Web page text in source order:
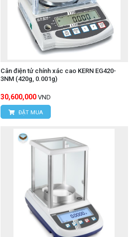
Cân điện tử chính xác cao KERN EG420-
3NM (420g, 0.001g)
30,600,000 VND
ĐẶT MUA